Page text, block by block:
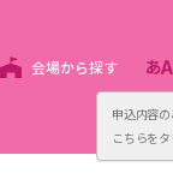
申込内容
こちらを
会場から探す